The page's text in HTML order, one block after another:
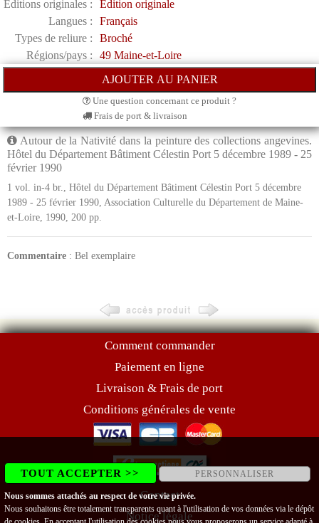
Editions originales :
Edition originale
Langues :
Français
Types de reliure :
Broché
Régions/pays :
49 Maine-et-Loire
Une question concernant ce produit ?
Frais de port & livraison
Autour de la Nativité dans la peinture des collections angevines.
Hôtel du Département Bâtiment Célestin Port 5 décembre 1989 - 25
février 1990
1 vol. in-4 br., Hôtel du Département Bâtiment Célestin Port 5 décembre
1989 - 25 février 1990, Association Culturelle du Département de Maine-
et-Loire, 1990, 200 pp.
Commentaire : Bel exemplaire
Comment commander
Paiement en ligne
Livraison & Frais de port
Conditions générales de vente
Contact
Notice légale
TOUT ACCEPTER >> PERSONNALISER
Nous sommes attachés au respect de votre vie privée.
Nous souhaitons être totalement transparents quant à l'utilisation de vos données via le dépôt